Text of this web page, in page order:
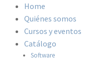
Home
Quiénes somos
Cursos y eventos
Catálogo
Software